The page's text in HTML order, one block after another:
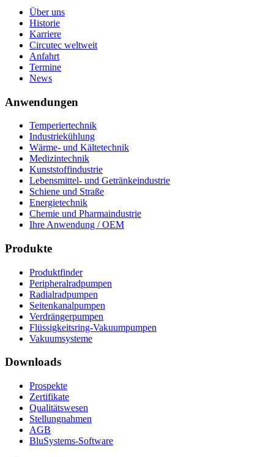
Über uns
Historie
Karriere
Circutec weltweit
Anfahrt
Termine
News
Anwendungen
Temperiertechnik
Industriekühlung
Wärme- und Kältetechnik
Medizintechnik
Kunststoffindustrie
Lebensmittel- und Getränkeindustrie
Schiene und Straße
Energietechnik
Chemie und Pharmaindustrie
Ihre Anwendung / OEM
Produkte
Produktfinder
Peripheralradpumpen
Radialradpumpen
Seitenkanalpumpen
Verdrängerpumpen
Flüssigkeitsring-Vakuumpumpen
Vakuumsysteme
Downloads
Prospekte
Zertifikate
Qualitätswesen
Stellungnahmen
AGB
BluSystems-Software